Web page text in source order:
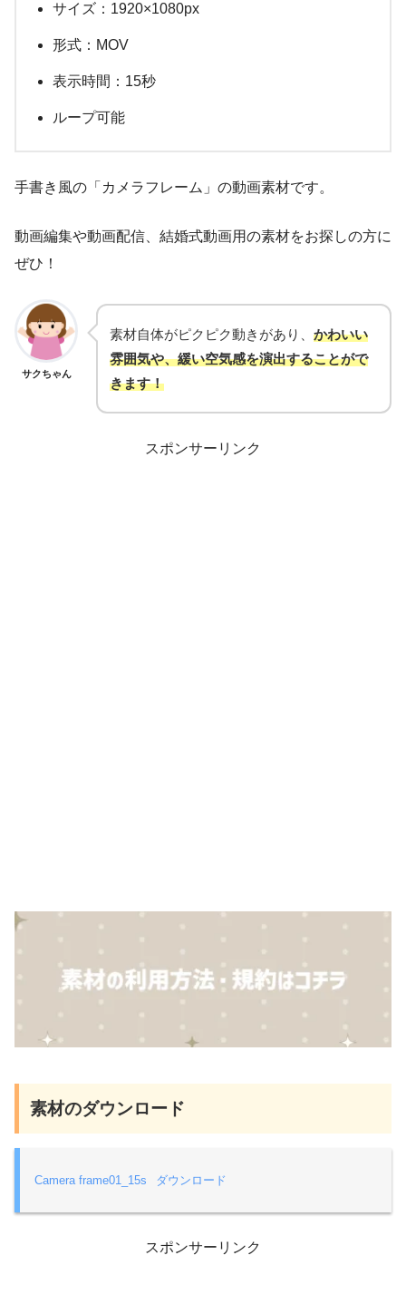
サイズ：1920×1080px
形式：MOV
表示時間：15秒
ループ可能
手書き風の「カメラフレーム」の動画素材です。
動画編集や動画配信、結婚式動画用の素材をお探しの方に
ぜひ！
サクちゃん
素材自体がピクピク動きがあり、 かわいい
雰囲気や、緩い空気感を演出することがで
きます！
スポンサーリンク
素材のダウンロード
Camera frame01_15s ダウンロード
スポンサーリンク